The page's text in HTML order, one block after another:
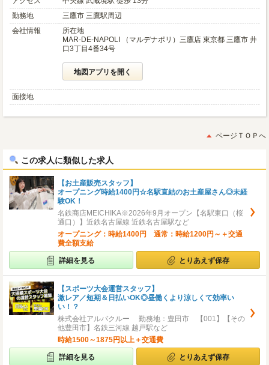
勤務地
三鷹市 三鷹駅周辺
会社情報
所在地
MAR-DE-NAPOLI （マルデナポリ）三鷹店 東京都 三鷹市 井
口3丁目4番34号
地図アプリを開く
面接地
ページＴＯＰへ
この求人に類似した求人
【お土産販売スタッフ】
オープニング時給1400円☆名駅直結のお土産屋さん◎未経
験OK！
名鉄商店MEICHIKA※2026年9月オープン【名駅東口（桜
通口）】近鉄名古屋線 近鉄名古屋駅など
オープニング：時給1400円 通常：時給1200円～＋交通
費全額支給
詳細を見る とりあえず保存
【スポーツ大会運営スタッフ】
激レア／短期＆日払いOK◎昼働くより涼しくて効率い
い！？
株式会社アルバクルー 勤務地：豊田市 【001】【その
他豊田市】名鉄三河線 越戸駅など
時給1500～1875円以上＋交通費
詳細を見る とりあえず保存